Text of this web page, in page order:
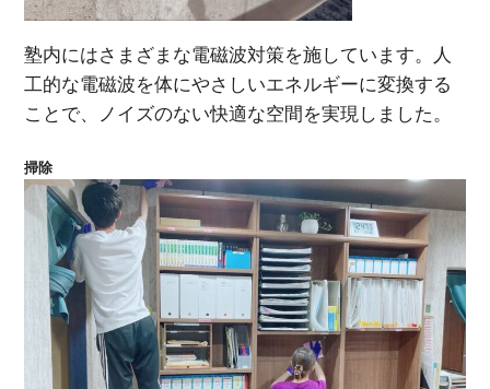
塾内にはさまざまな電磁波対策を施しています。人
工的な電磁波を体にやさしいエネルギーに変換する
ことで、ノイズのない快適な空間を実現しました。
掃除